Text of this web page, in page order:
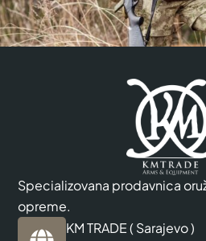
Specializovana prodavnica
opreme.
KM TRADE ( Sarajevo )